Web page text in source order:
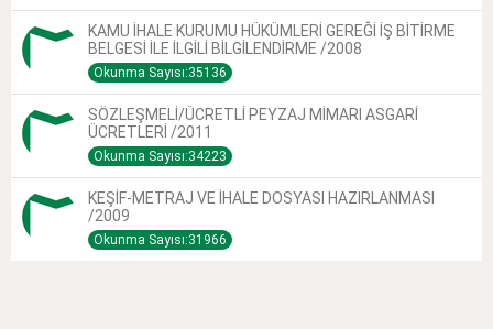
KAMU İHALE KURUMU HÜKÜMLERİ GEREĞİ İŞ BİTİRME
BELGESİ İLE İLGİLİ BİLGİLENDİRME /2008
Okunma Sayısı:35136
SÖZLEŞMELİ/ÜCRETLİ PEYZAJ MİMARI ASGARİ
ÜCRETLERİ /2011
Okunma Sayısı:34223
KEŞİF-METRAJ VE İHALE DOSYASI HAZIRLANMASI
/2009
Okunma Sayısı:31966